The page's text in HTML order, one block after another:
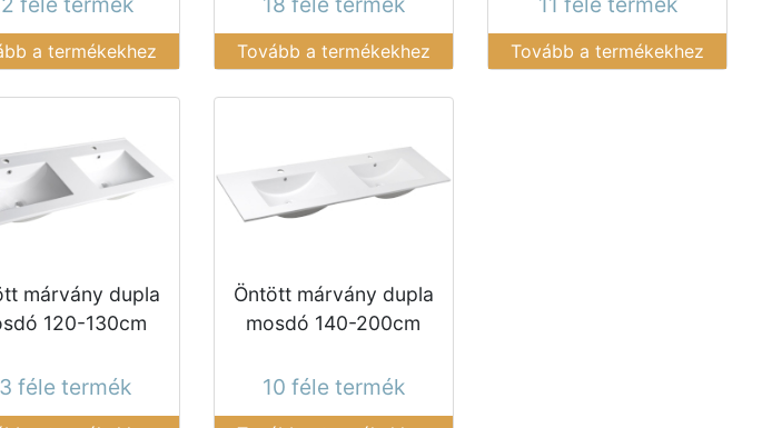
a termékekhez Tovább a termékekhez Tovább a termékekhez
márvány dupla
120-130cm
féle termék
Öntött márvány dupla
mosdó 140-200cm
10 féle termék